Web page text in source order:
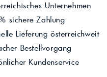
Unternehmen
sichere Zahlung
Lieferung österreichweit
Bestellvorgang
Kundenservice